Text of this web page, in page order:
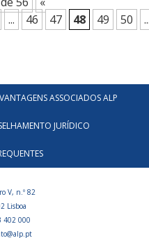
... 46 47 48 49 50
VANTAGENS ASSOCIADOS ALP
JURÍDICO
V, n.º 82
Lisboa
402 000